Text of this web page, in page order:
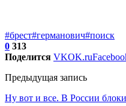
#брест#германович#поиск
0 313
Поделится VKOK.ru
Предыдущая запись
Ну вот и все. В России